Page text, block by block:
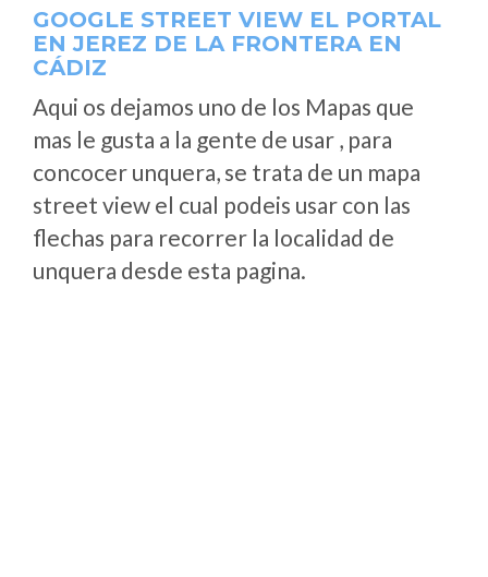
GOOGLE STREET VIEW EL PORTAL
EN JEREZ DE LA FRONTERA EN
CÁDIZ
Aqui os dejamos uno de los Mapas que
mas le gusta a la gente de usar , para
concocer unquera, se trata de un mapa
street view el cual podeis usar con las
flechas para recorrer la localidad de
unquera desde esta pagina.